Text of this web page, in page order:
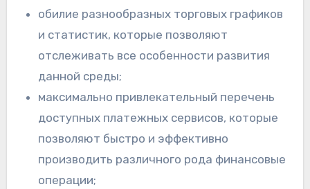
обилие разнообразных торговых графиков
и статистик, которые позволяют
отслеживать все особенности развития
данной среды;
максимально привлекательный перечень
доступных платежных сервисов, которые
позволяют быстро и эффективно
производить различного рода финансовые
операции;